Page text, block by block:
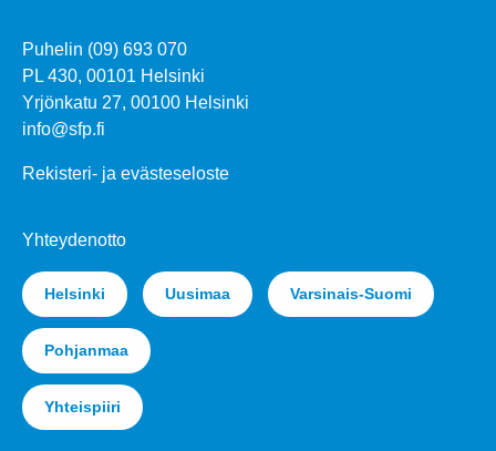
Puhelin (09) 693 070
PL 430, 00101 Helsinki
Yrjönkatu 27, 00100 Helsinki
info@sfp.fi
Rekisteri- ja evästeseloste
Yhteydenotto
Helsinki Uusimaa Varsinais-Suomi
Pohjanmaa
Yhteispiiri